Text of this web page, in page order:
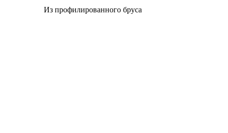
Из профилированного бруса